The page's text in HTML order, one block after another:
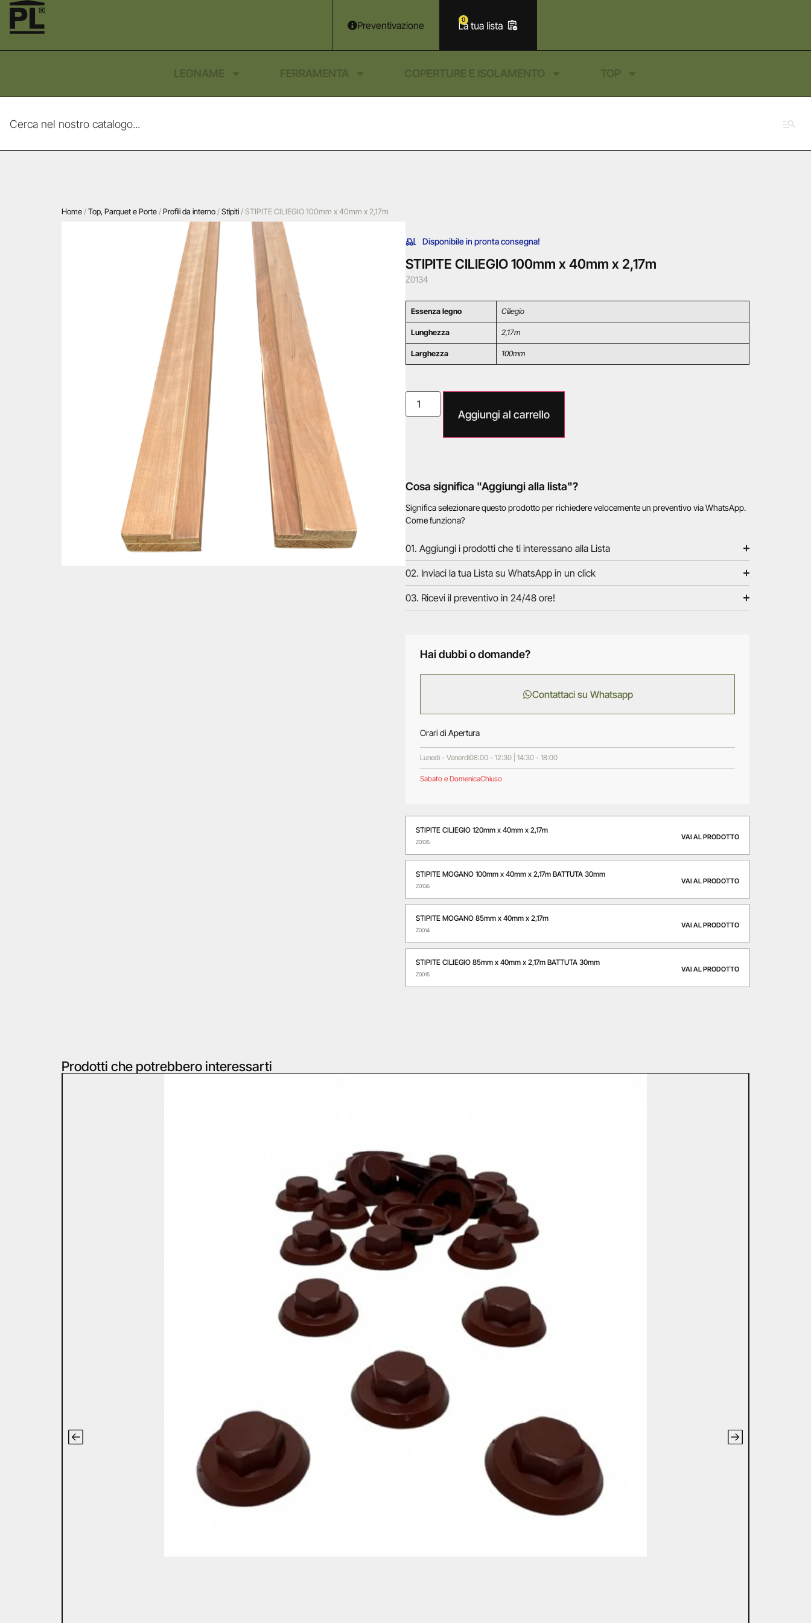
Preventivazione 0
LEGNAME FERRAMENTA COPERTURE E ISOLAMENTO TOP
Home /Top, Parquet e Porte /Profili da interno /Stipiti / STIPITE CILIEGIO 100mm x 40mm x 2,17m
Disponibile in pronta consegna!
STIPITE CILIEGIO 100mm x 40mm x 2,17m
Z0134
Essenza legno Ciliegio
Lunghezza 2,17m
Larghezza 100mm
Aggiungi al carrello
Cosa significa "Aggiungi alla lista"?
Significa selezionare questo prodotto per richiedere velocemente un preventivo via WhatsApp.
Come funziona?
01. Aggiungi i prodotti che ti interessano alla Lista
02. Inviaci la tua Lista su WhatsApp in un click
03. Ricevi il preventivo in 24/48 ore!
Hai dubbi o domande?
Contattaci su Whatsapp
Orari di Apertura
Lunedì - Venerdì08:00 - 12:30 | 14:30 - 18:00
Sabato e DomenicaChiuso
STIPITE CILIEGIO 120mm x 40mm x 2,17m
Z0135
VAI AL PRODOTTO
STIPITE MOGANO 100mm x 40mm x 2,17m BATTUTA 30mm
Z0136
VAI AL PRODOTTO
STIPITE MOGANO 85mm x 40mm x 2,17m
Z0014
VAI AL PRODOTTO
STIPITE CILIEGIO 85mm x 40mm x 2,17m BATTUTA 30mm
Z0015
VAI AL PRODOTTO
Prodotti che potrebbero interessarti